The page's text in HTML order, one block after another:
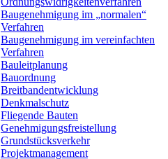
Baugenehmigung im „normalen“
Verfahren
Baugenehmigung im vereinfachten
Verfahren
Bauleitplanung
Bauordnung
Breitbandentwicklung
Denkmalschutz
Fliegende Bauten
Genehmigungsfreistellung
Grundstücksverkehr
Projektmanagement